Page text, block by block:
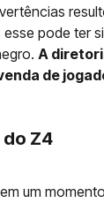
pode ter
A
de
Z4
um